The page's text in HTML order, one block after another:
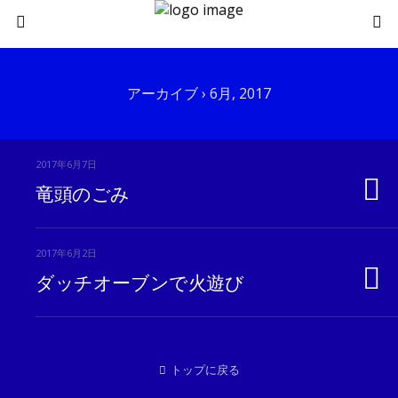
アーカイブ › 6月, 2017
2017年6月7日
竜頭のごみ
2017年6月2日
ダッチオーブンで火遊び
トップに戻る